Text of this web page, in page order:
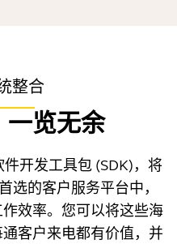
整合
一览无余
开发工具包 (SDK)，将
选的客户服务平台中，
效率。您可以将这些海
客户来电都有价值，并